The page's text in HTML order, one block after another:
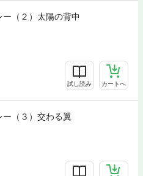
ー（２）太陽の背中
試し読み カートへ
ー（３）交わる翼